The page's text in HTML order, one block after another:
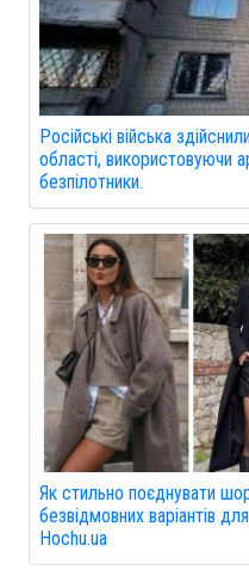
Російські війська
області, використовуючи
безпілотники.
Як стильно поєднувати
безвідмовних варіантів
Hochu.ua